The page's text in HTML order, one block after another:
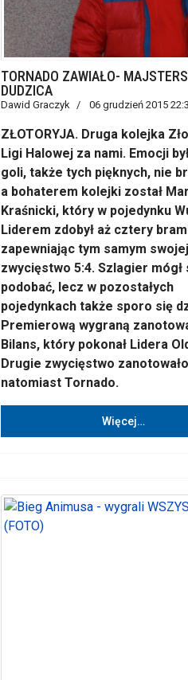
TORNADO ZAWIAŁO-
DUDZICA
Dawid Graczyk 06 grudzień 2015
ZŁOTORYJA. Druga kolejka
Ligi Halowej za nami. Emocji
goli, także tych pięknych, nie
a bohaterem kolejki został
Kraśnicki, który w pojedynku
Liderem zdobył aż cztery
zapewniając tym samym
zwycięstwo 5:4. Szlagier mógł
podobać, lecz w pozostałych
pojedynkach także sporo się
Premierową wygraną
Bilans, który pokonał Lidera
Drugie zwycięstwo zanotowało
natomiast Tornado.
Więcej…